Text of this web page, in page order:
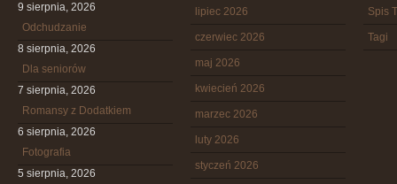
9 sierpnia, 2026
Odchudzanie
8 sierpnia, 2026
Dla seniorów
7 sierpnia, 2026
Romansy z Dodatkiem
6 sierpnia, 2026
Fotografia
5 sierpnia, 2026
lipiec 2026
czerwiec 2026
maj 2026
kwiecień 2026
marzec 2026
luty 2026
styczeń 2026
Spis
Tagi